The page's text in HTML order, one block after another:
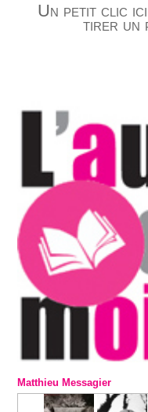
Un petit clic
tirer un
Matthieu Messagier